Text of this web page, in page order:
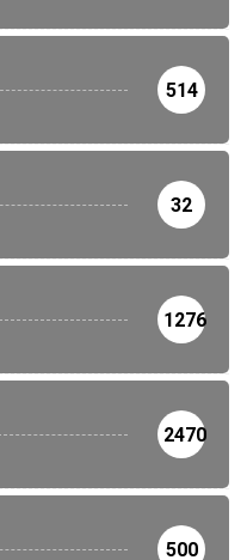
514
32
1276
2470
500